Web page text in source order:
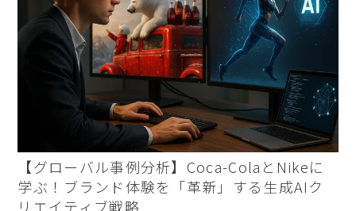
【グローバル事例分析】Coca-ColaとNikeに
学ぶ！ブランド体験を「革新」する生成AIク
リエイティブ戦略